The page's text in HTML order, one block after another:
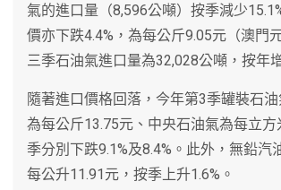
氣的進口量（8,596公噸）按季減少
價亦下跌4.4%，為每公斤9.05元（澳門
三季石油氣進口量為32,028公噸，按年
隨著進口價格回落，今年第3季罐裝石
為每公斤13.75元、中央石油氣為每立方
季分別下跌9.1%及8.4%。此外，無鉛汽
每公升11.91元，按季上升1.6%。